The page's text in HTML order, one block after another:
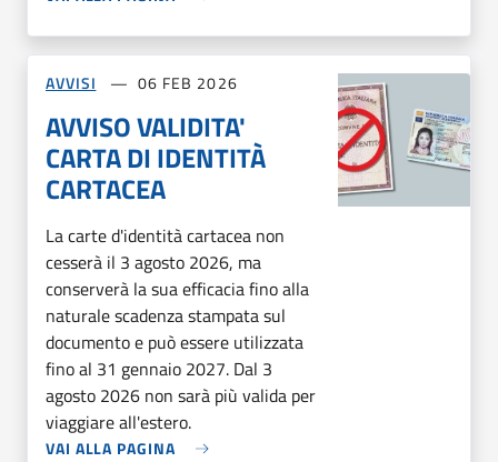
AVVISI 06 FEB 2026
AVVISO VALIDITA'
CARTA DI IDENTITÀ
CARTACEA
La carte d'identità cartacea non
cesserà il 3 agosto 2026, ma
conserverà la sua efficacia fino alla
naturale scadenza stampata sul
documento e può essere utilizzata
fino al 31 gennaio 2027. Dal 3
agosto 2026 non sarà più valida per
viaggiare all'estero.
VAI ALLA PAGINA